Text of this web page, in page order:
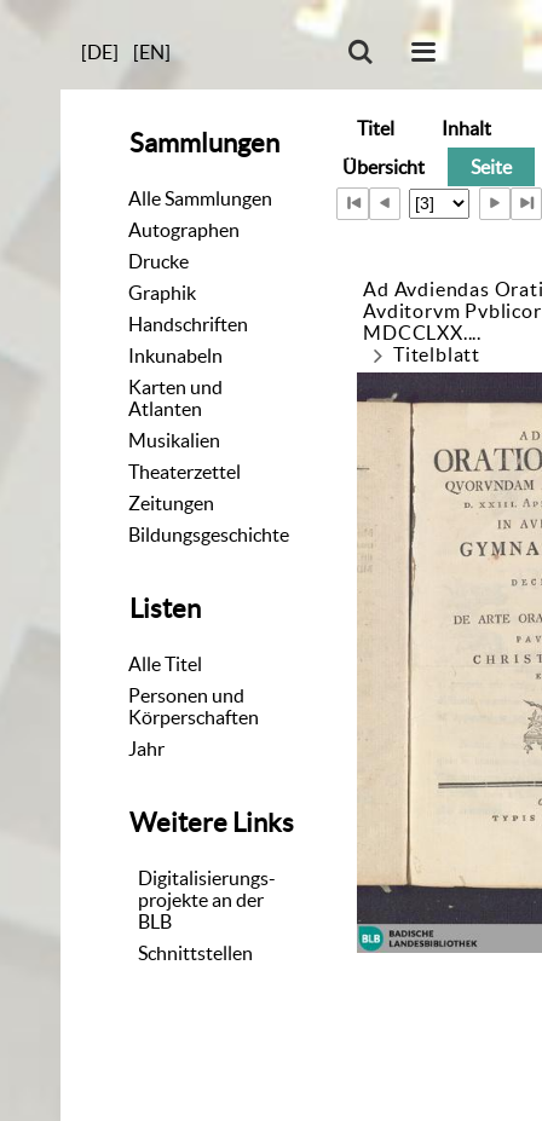
[DE] [EN]
Sammlungen
Alle Sammlungen
Autographen
Drucke
Graphik
Handschriften
Inkunabeln
Karten und
Atlanten
Musikalien
Theaterzettel
Zeitungen
Bildungsgeschichte
Listen
Alle Titel
Personen und
Körperschaften
Jahr
Weitere Links
Digitalisierungs-
projekte an der
BLB
Schnittstellen
Titel
Inhalt
Übersicht
Seite
Ad Avdiendas
Avditorvm
MDCCLXX....
Titelblatt